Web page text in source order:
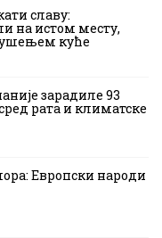
славу:
на истом месту,
куће
зарадиле 93
рата и климатске
Европски народи